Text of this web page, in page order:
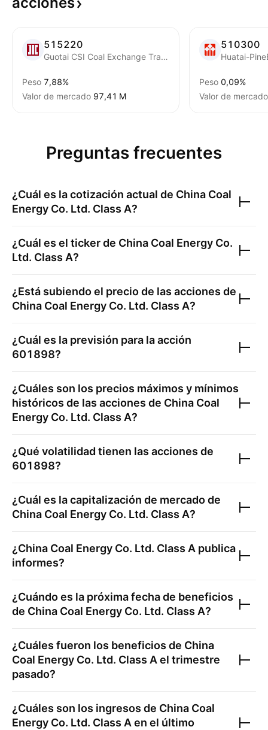
515220
Guotai CSI Coal Exchange Traded Fund
Peso 7,88%
Valor de mercado ‪97,41 M‬
510300
Huatai-
Peso 0,09%
Valor de mercado
Preguntas frecuentes
¿Cuál es la cotización actual de China Coal
Energy Co. Ltd. Class A?
¿Cuál es el ticker de China Coal Energy Co.
Ltd. Class A?
¿Está subiendo el precio de las acciones de
China Coal Energy Co. Ltd. Class A?
¿Cuál es la previsión para la acción
601898?
¿Cuáles son los precios máximos y mínimos
históricos de las acciones de China Coal
Energy Co. Ltd. Class A?
¿Qué volatilidad tienen las acciones de
601898?
¿Cuál es la capitalización de mercado de
China Coal Energy Co. Ltd. Class A?
¿China Coal Energy Co. Ltd. Class A publica
informes?
¿Cuándo es la próxima fecha de beneficios
de China Coal Energy Co. Ltd. Class A?
¿Cuáles fueron los beneficios de China
Coal Energy Co. Ltd. Class A el trimestre
pasado?
¿Cuáles son los ingresos de China Coal
Energy Co. Ltd. Class A en el último